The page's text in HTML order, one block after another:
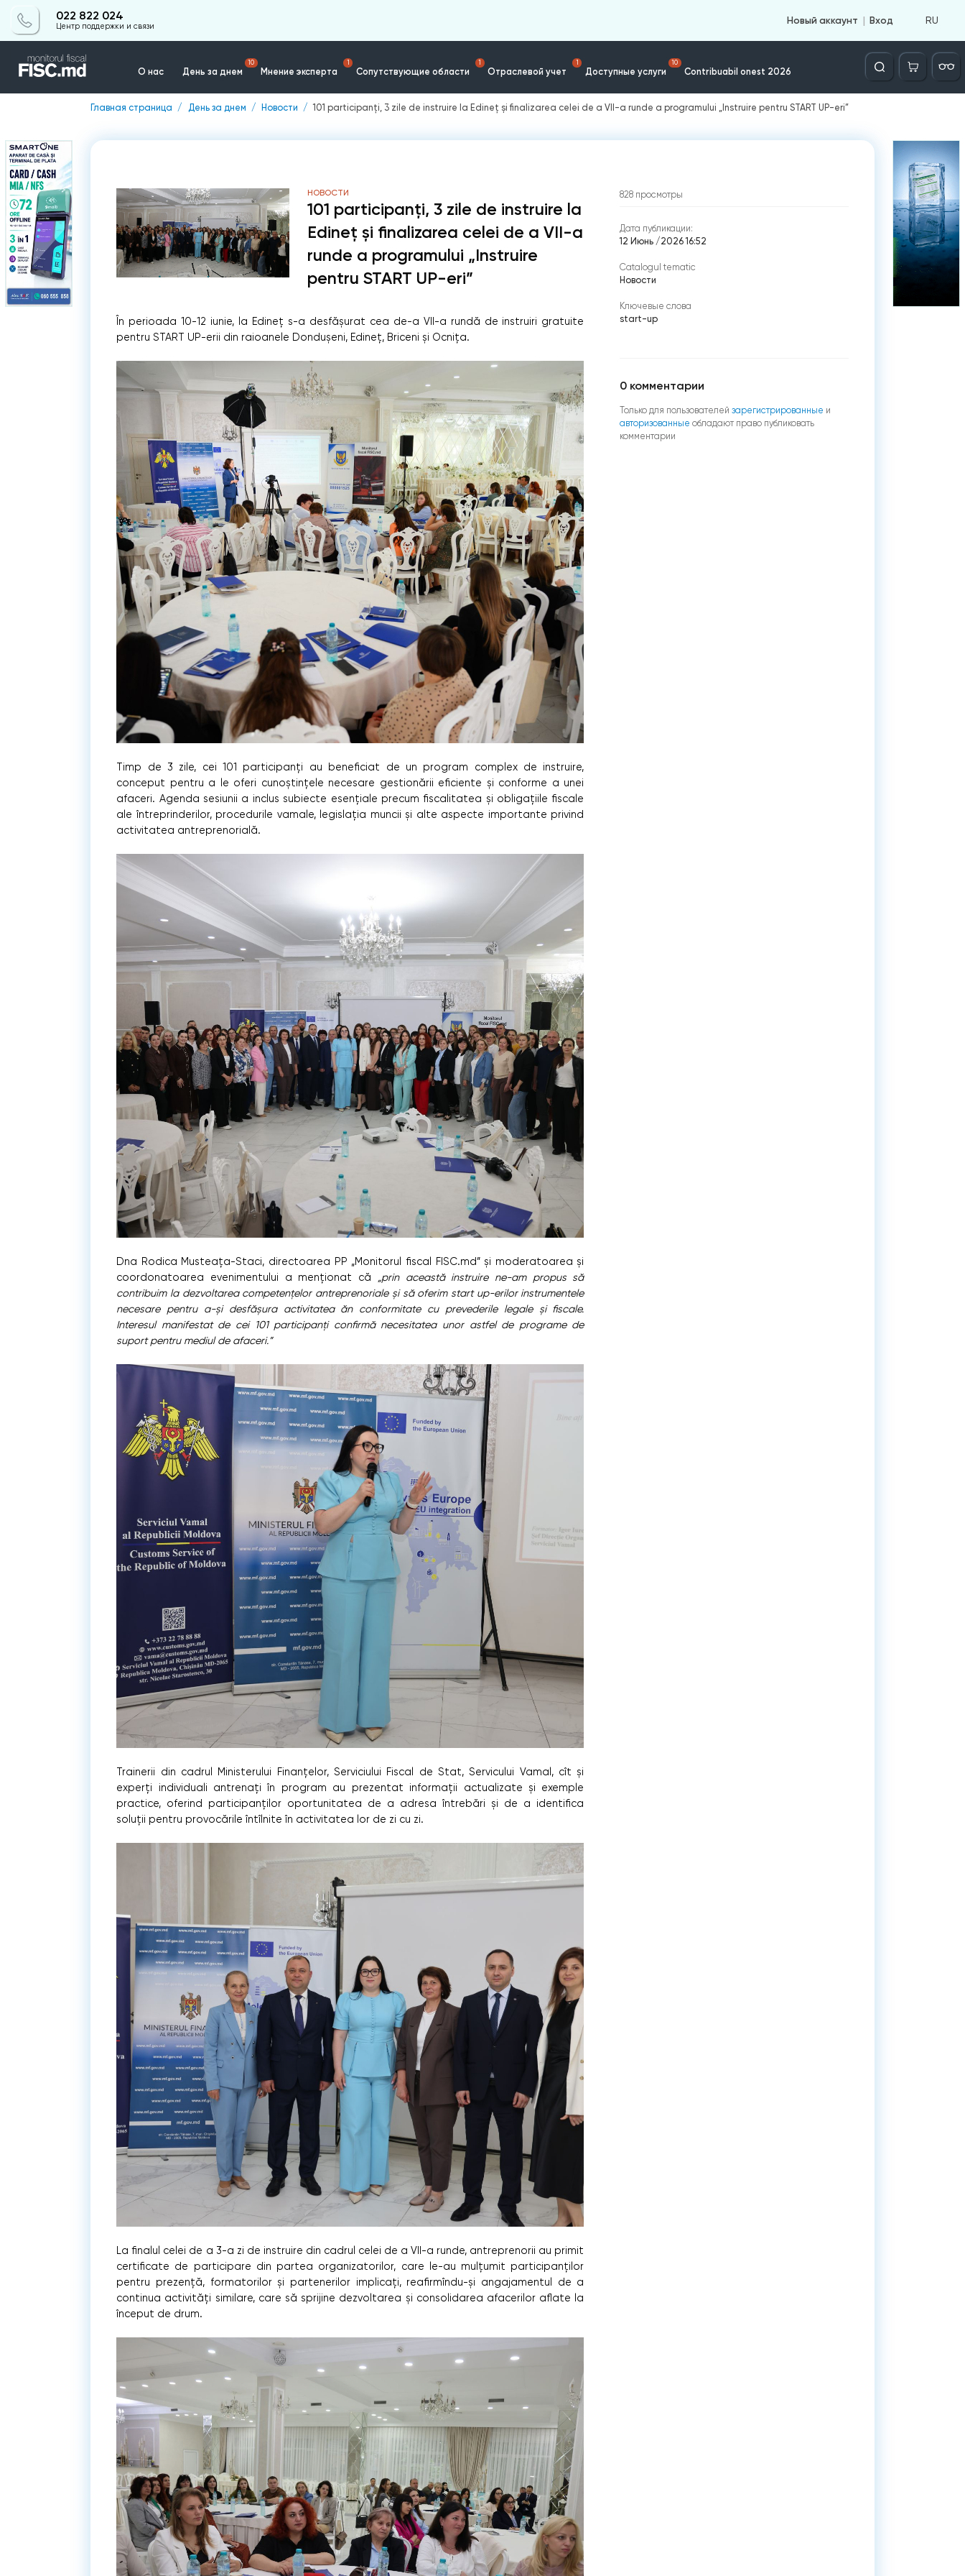
022 822 024
Центр поддержки и связи
Новый аккаунт Вход RU
О нас День за днем
10
Мнение эксперта
1
Сопутствующие области
1
Отраслевой учет
1
Доступные услуги
10
Contribuabil onest 2026
Căutare
Главная страница День за днем Новости 101 participanți, 3 zile de instruire la Edineț și finalizarea celei de a VII-a runde a programului „Instruire pentru START UP-eri”
НОВОСТИ
101 participanți, 3 zile de instruire la
Edineț și finalizarea celei de a VII-a
runde a programului „Instruire
pentru START UP-eri”
În perioada 10-12 iunie, la Edineț s-a desfășurat cea de-a VII-a rundă de instruiri gratuite
pentru START UP-erii din raioanele Dondușeni, Edineț, Briceni și Ocnița.
Timp de 3 zile, cei 101 participanți au beneficiat de un program complex de instruire,
conceput pentru a le oferi cunoștințele necesare gestionării eficiente și conforme a unei
afaceri. Agenda sesiunii a inclus subiecte esențiale precum fiscalitatea și obligațiile fiscale
ale întreprinderilor, procedurile vamale, legislația muncii și alte aspecte importante privind
activitatea antreprenorială.
Dna Rodica Musteața-Staci, directoarea PP „Monitorul fiscal FISC.md” și moderatoarea și
coordonatoarea evenimentului a menționat că
„prin această instruire ne-am propus să
contribuim la dezvoltarea competențelor antreprenoriale și să oferim start up-erilor instrumentele
necesare pentru a-și desfășura activitatea ăn conformitate cu prevederile legale și fiscale.
Interesul manifestat de cei 101 participanți confirmă necesitatea unor astfel de programe de
suport pentru mediul de afaceri.”
Trainerii din cadrul Ministerului Finanțelor, Serviciului Fiscal de Stat, Servicului Vamal, cît și
experți individuali antrenați în program au prezentat informații actualizate și exemple
practice, oferind participanților oportunitatea de a adresa întrebări și de a identifica
soluții pentru provocările întîlnite în activitatea lor de zi cu zi.
La finalul celei de a 3-a zi de instruire din cadrul celei de a VII-a runde, antreprenorii au primit
certificate de participare din partea organizatorilor, care le-au mulțumit participanților
pentru prezență, formatorilor și partenerilor implicați, reafirmîndu-și angajamentul de a
continua activități similare, care să sprijine dezvoltarea și consolidarea afacerilor aflate la
început de drum.
828 просмотры
Дата публикации:
12 Июнь /2026 16:52
Catalogul tematic
Новости
Ключевые слова
start-up
0 комментарии
Только для пользователей зарегистрированные и
авторизованные обладают право публиковать
комментарии